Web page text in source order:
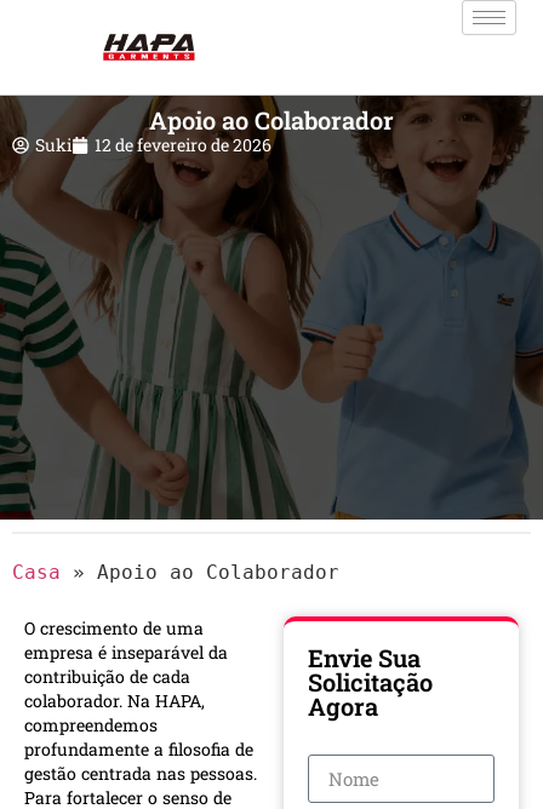
Apoio ao Colaborador
Suki 12 de fevereiro de 2026
Casa » Apoio ao Colaborador
O crescimento de uma
empresa é inseparável da
contribuição de cada
colaborador. Na HAPA,
compreendemos
profundamente a filosofia de
gestão centrada nas pessoas.
Para fortalecer o senso de
Envie Sua
Solicitação
Agora